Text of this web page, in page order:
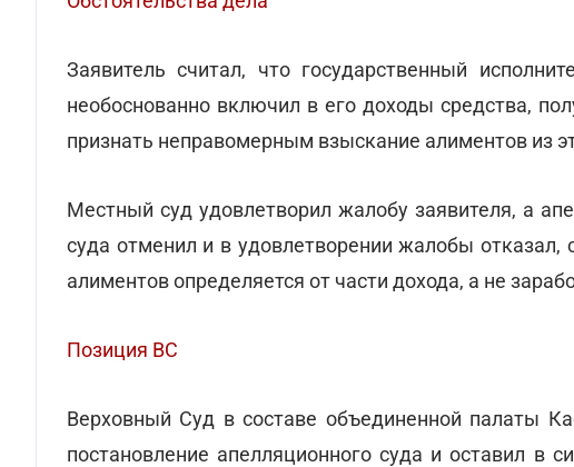
Заявитель считал, что государственный
необоснованно включил в его доходы средства,
признать неправомерным взыскание алиментов из
Местный суд удовлетворил жалобу заявителя, а
суда отменил и в удовлетворении жалобы отказал,
алиментов определяется от части дохода, а не
Позиция ВС
Верховный Суд в составе объединенной палаты
постановление апелляционного суда и оставил в